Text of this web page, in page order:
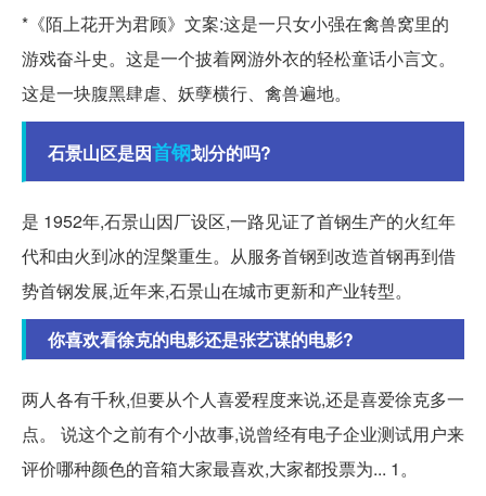
*《陌上花开为君顾》文案:这是一只女小强在禽兽窝里的
游戏奋斗史。这是一个披着网游外衣的轻松童话小言文。
这是一块腹黑肆虐、妖孽横行、禽兽遍地。
石景山区是因首钢划分的吗?
是 1952年,石景山因厂设区,一路见证了首钢生产的火红年
代和由火到冰的涅槃重生。从服务首钢到改造首钢再到借
势首钢发展,近年来,石景山在城市更新和产业转型。
你喜欢看徐克的电影还是张艺谋的电影?
两人各有千秋,但要从个人喜爱程度来说,还是喜爱徐克多一
点。 说这个之前有个小故事,说曾经有电子企业测试用户来
评价哪种颜色的音箱大家最喜欢,大家都投票为... 1。